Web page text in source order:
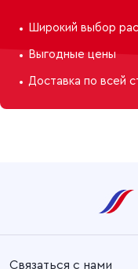
Широкий выбор
Выгодные цены
Доставка по всей
Связаться с нами